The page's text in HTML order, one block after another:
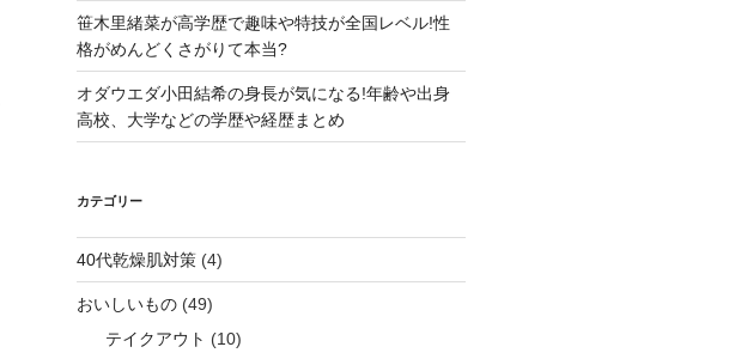
笹木里緒菜が高学歴で趣味や特技が全国レベル!性
格がめんどくさがりて本当?
オダウエダ小田結希の身長が気になる!年齢や出身
高校、大学などの学歴や経歴まとめ
カテゴリー
40代乾燥肌対策(4)
おいしいもの(49)
テイクアウト (10)